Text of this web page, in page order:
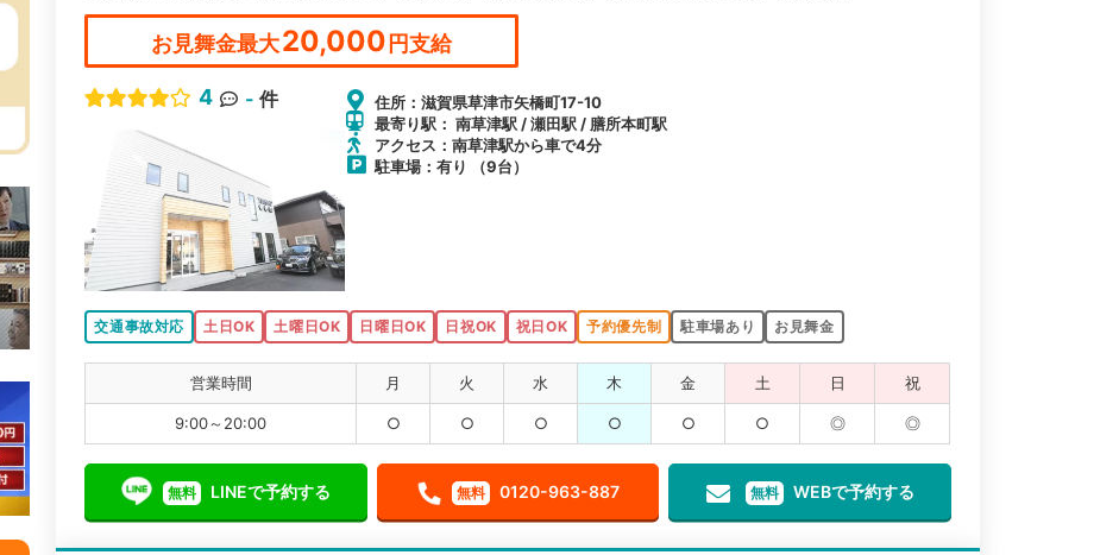
お見舞金最大20,000円支給
4 - 件
住所：滋賀県草津市矢橋町17-10
最寄り駅： 南草津駅 / 瀬田駅 / 膳所本町駅
アクセス：南草津駅から車で4分
駐車場：有り （9台）
交通事故対応 土日OK 土曜日OK 日曜日OK 日祝OK 祝日OK 予約優先制 駐車場あり お見舞金
営業時間 月 火 水 木 金 土 日 祝
9:00～20:00 ○ ○ ○ ○ ○ ○ ◎ ◎
無料 LINEで予約する 無料 0120-963-887 無料 WEBで予約する